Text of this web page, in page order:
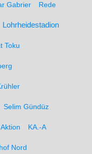
Gabrier Rede
Lohrheidestadion
Toku
Selim Gündüz
Aktion KA.-A
Nord